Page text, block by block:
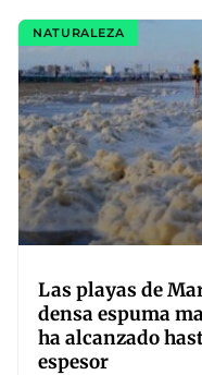
NATURALEZA
Las playas de
densa espuma
ha alcanzado
espesor